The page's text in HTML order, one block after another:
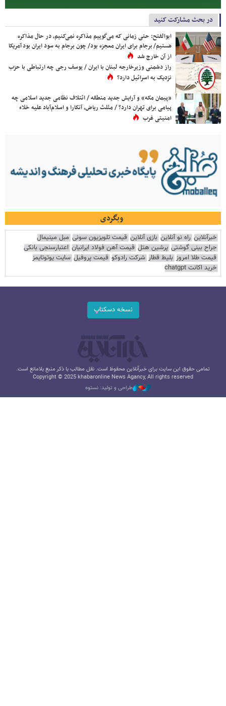
در بحث مشارکت کنید
ابوالفتح: حتی زمانی که می‌گوییم مذاکره نمی‌کنیم، در حال مذاکره
هستیم/ برجام برای ایران معجزه بود/ چون برجام به سود ایران بود آمریکا
از آن خارج شد
راز دشمنی وزیرخارجه لبنان با ایران / یوسف رجی چه ارتباطی با حزب
نزدیک به اسرائیل دارد؟
«پیمان مکه» و آرایش جدید منطقه / ائتلاف نظامی جدید اسلامی چه
پیامی برای تهران دارد؟ / مثلث ریاض، آنکارا و اسلام‌آباد علیه خلاء
امنیتی غرب
وبگردی
خبرآنلاین راه نو آنلاین بازی آنلاین قیمت تلویزیون سونی مبل مینیمال
جراح بینی گوشتی پرشین هتل قیمت آهن فولاد ایرانیان اعتبارسنجی بانکی
قیمت طلا امروز بلیط قطار شرکت رادوکو قیمت پروفیل سایت یوتوتایمز
خرید اکانت chatgpt
نسخه دسکتاپ
تمامی حقوق این سایت برای خبرآنلاین محفوظ است. نقل مطالب با ذکر منبع بلامانع است.
Copyright © 2025 khabaronline News Agancy, All rights reserved
طراحی و تولید: نستوه